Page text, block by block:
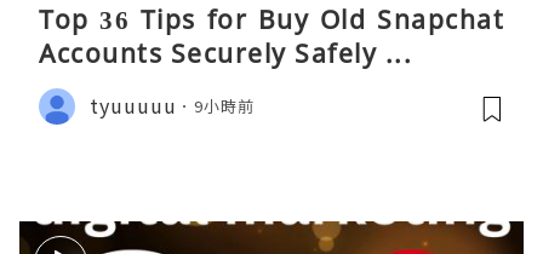
Top 36 Tips for Buy Old Snapchat
Accounts Securely Safely ...
tyuuuuu 9小時前